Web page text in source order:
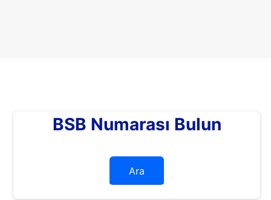
BSB Numarası Bulun
Ara